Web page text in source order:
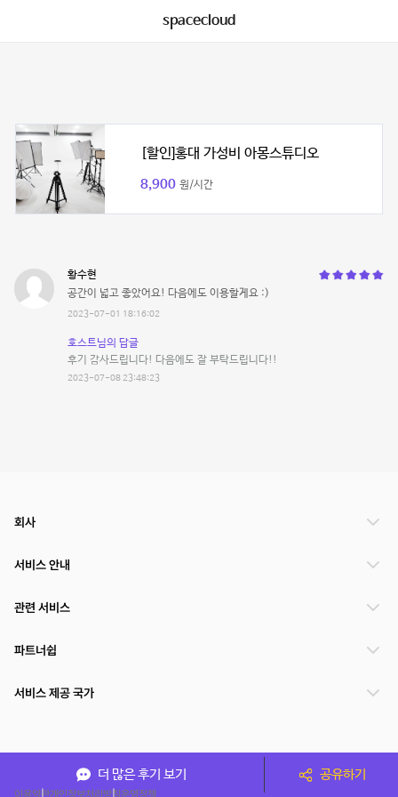
spacecloud
[할인]홍대 가성비 아몽스튜디오
8,900 원/시간
황수현
공간이 넓고 좋았어요! 다음에도 이용할게요 :)
2023-07-01 18:16:02
호스트님의 답글
후기 감사드립니다! 다음에도 잘 부탁드립니다!!
2023-07-08 23:48:23
더 많은 후기 보기 공유하기
회사
서비스 안내
관련 서비스
파트너쉽
서비스 제공 국가
이용약관개인정보처리방침운영정책